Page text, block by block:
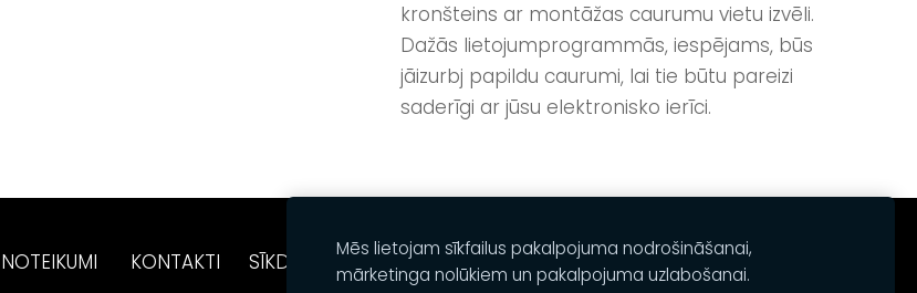
kronšteins ar montāžas caurumu vietu izvēli.
Dažās lietojumprogrammās, iespējams, būs
jāizurbj papildu caurumi, lai tie būtu pareizi
saderīgi ar jūsu elektronisko ierīci.
NOTEIKUMI KONTAKTI SĪKDATNES
Mēs lietojam sīkfailus pakalpojuma nodrošināšanai,
mārketinga nolūkiem un pakalpojuma uzlabošanai.